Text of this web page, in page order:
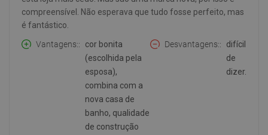
compreensível. Não esperava que tudo fosse perfeito, mas
é fantástico.
Vantagens:
cor bonita
(escolhida pela
esposa),
combina com a
nova casa de
banho, qualidade
de construção
Desvantagens:
difícil
de
dizer.